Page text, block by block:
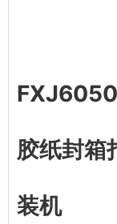
胶纸封箱
装机